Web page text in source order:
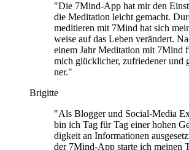
"Die 7Mind-App hat mir den
die Medi­ta­tion leicht gemacht.
medi­tie­ren mit 7Mind hat sich
weise auf das Leben ver­än­dert.
einem Jahr Medi­ta­tion mit 7Mind
mich glück­li­cher, zufrie­de­ner und
ner."
Brigitte
"Als Blog­ger und Social-Media
bin ich Tag für Tag einer hohen
dig­keit an Infor­ma­tio­nen
der 7Mind-App starte ich meinen